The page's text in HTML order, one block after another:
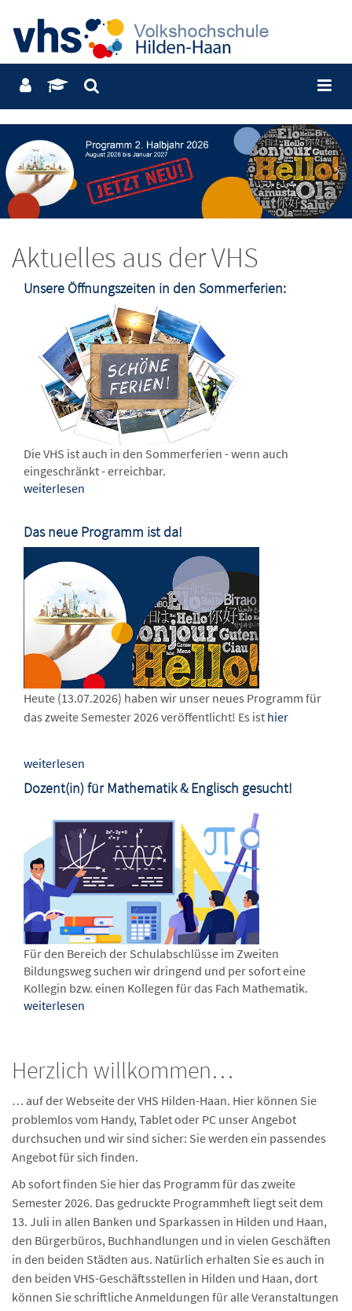
Weiterkommen & EDV
Aktuelles aus der VHS
Unsere Öffnungszeiten in den Sommerferien:
Die VHS ist auch in den Sommerferien - wenn auch
eingeschränkt - erreichbar.
weiterlesen
Das neue Programm ist da!
Heute (13.07.2026) haben wir unser neues Programm für
das zweite Semester 2026 veröffentlicht! Es ist hier
weiterlesen
Dozent(in) für Mathematik & Englisch gesucht!
Für den Bereich der Schulabschlüsse im Zweiten
Bildungsweg suchen wir dringend und per sofort eine
Kollegin bzw. einen Kollegen für das Fach Mathematik.
weiterlesen
Herzlich willkommen…
… auf der Webseite der VHS Hilden-Haan. Hier können Sie
problemlos vom Handy, Tablet oder PC unser Angebot
durchsuchen und wir sind sicher: Sie werden ein passendes
Angebot für sich finden.
Ab sofort finden Sie hier das Programm für das zweite
Semester 2026. Das gedruckte Programmheft liegt seit dem
13. Juli in allen Banken und Sparkassen in Hilden und Haan,
den Bürgerbüros, Buchhandlungen und in vielen Geschäften
in den beiden Städten aus. Natürlich erhalten Sie es auch in
den beiden VHS-Geschäftsstellen in Hilden und Haan, dort
können Sie schriftliche Anmeldungen für alle Veranstaltungen